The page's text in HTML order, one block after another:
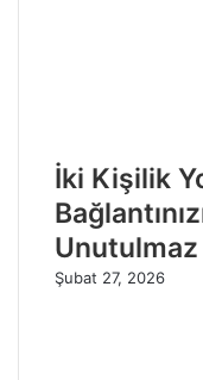
İki Kişilik
Şubat 27, 2026